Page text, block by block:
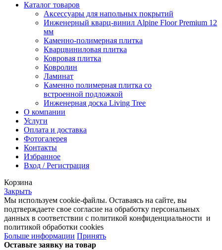
Каталог товаров
Аксессуары для напольных покрытий
Инженерный кварц-винил Alpine Floor Premium 12
мм
Каменно-полимерная плитка
Кварцвиниловая плитка
Ковровая плитка
Ковролин
Ламинат
Каменно полимерная плитка со
встроенной подложкой
Инженерная доска Living Tree
О компании
Услуги
Оплата и доставка
Фотогалерея
Контакты
Избранное
Вход / Регистрация
Корзина
Закрыть
Мы используем cookie-файлы. Оставаясь на сайте, вы
подтверждаете свое согласие на обработку персональных
данных в соответствии с политикой конфиденциальности и
политикой обработки cookies
Больше информации Принять
Оставьте заявку на товар